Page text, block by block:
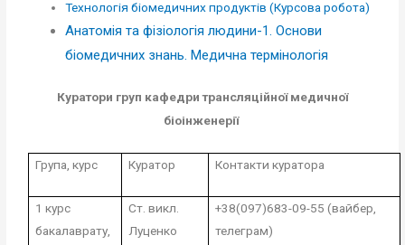
Технологія біомедичних продуктів (Курсова робота)
Анатомія та фізіологія людини-1. Основи
біомедичних знань. Медична термінологія
Куратори груп кафедри трансляційної медичної
біоінженерії
Група, курс Куратор Контакти куратора
1 курс
бакалаврату,
Ст. викл.
Луценко
+38(097)683-09-55 (вайбер,
телеграм)